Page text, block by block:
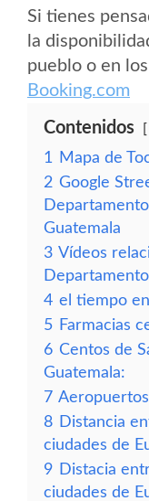
Si tienes
la
pueblo o en
Booking.com
Contenidos
1
Mapa de
2 Google
Guatemala
3 Vídeos
4 el tiempo en
5 Farmacias
6 Centos de
Guatemala:
7 Aeropuertos
8 Distancia
ciudades de
9 Distacia
ciudades de